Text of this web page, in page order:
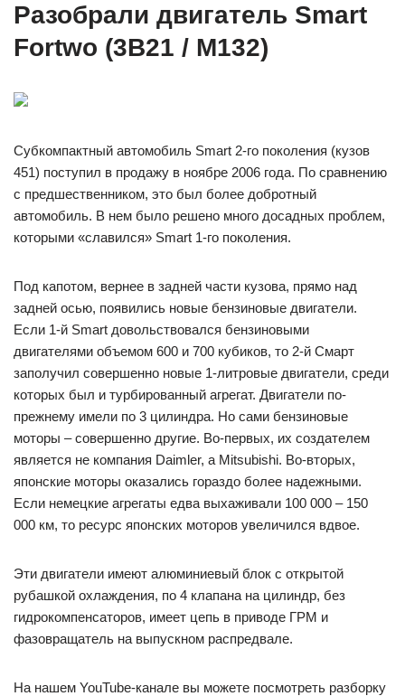
Разобрали двигатель Smart
Fortwo (3B21 / M132)
Субкомпактный автомобиль Smart 2-го поколения (кузов
451) поступил в продажу в ноябре 2006 года. По сравнению
с предшественником, это был более добротный
автомобиль. В нем было решено много досадных проблем,
которыми «славился» Smart 1-го поколения.
Под капотом, вернее в задней части кузова, прямо над
задней осью, появились новые бензиновые двигатели.
Если 1-й Smart довольствовался бензиновыми
двигателями объемом 600 и 700 кубиков, то 2-й Смарт
заполучил совершенно новые 1-литровые двигатели, среди
которых был и турбированный агрегат. Двигатели по-
прежнему имели по 3 цилиндра. Но сами бензиновые
моторы – совершенно другие. Во-первых, их создателем
является не компания Daimler, а Mitsubishi. Во-вторых,
японские моторы оказались гораздо более надежными.
Если немецкие агрегаты едва выхаживали 100 000 – 150
000 км, то ресурс японских моторов увеличился вдвое.
Эти двигатели имеют алюминиевый блок c открытой
рубашкой охлаждения, по 4 клапана на цилиндр, без
гидрокомпенсаторов, имеет цепь в приводе ГРМ и
фазовращатель на выпускном распредвале.
На нашем YouTube-канале вы можете посмотреть разборку